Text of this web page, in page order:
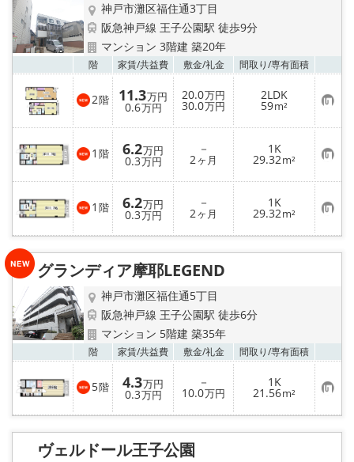
神戸市灘区福住通3丁目
阪急神戸線 王子公園駅 徒歩9分
マンション 3階建 築20年
階 家賃/共益費 敷金/礼金 間取り/専有面積
2階 11.3万円
0.6万円
20.0万円
30.0万円
2LDK
59m² お
気
に
入
り
登
録
1 階 6.2万円
0.3万円
－
2ヶ月
1K
29.32m² お
気
に
入
り
登
録
1 階 6.2万円
0.3万円
－
2ヶ月
1K
29.32m² お
気
に
り
グランディア摩耶LEGEND
神戸市灘区福住通5丁目
阪急神戸線 王子公園駅 徒歩6分
マンション 5階建 築35年
階 家賃/共益費 敷金/礼金 間取り/専有面積
5階 4.3万円
0.3万円
－
10.0万円
1K
21.56m² お
気
に
り
ヴェルドール王子公園